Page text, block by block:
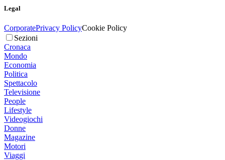
Legal
CorporatePrivacy PolicyCookie Policy
Sezioni
Cronaca
Mondo
Economia
Politica
Spettacolo
Televisione
People
Lifestyle
Videogiochi
Donne
Magazine
Motori
Viaggi